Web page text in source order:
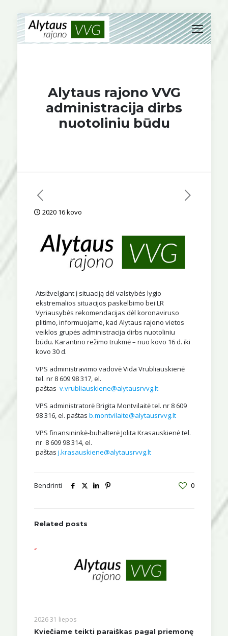
Alytaus rajono VVG
administracija dirbs
nuotoliniu būdu
2020 16 kovo
Atsižvelgiant į situaciją dėl valstybės lygio
ekstremalios situacijos paskelbimo bei LR
Vyriausybės rekomendacijas dėl koronaviruso
plitimo, informuojame, kad Alytaus rajono vietos
veiklos grupės administracija dirbs nuotoliniu
būdu. Karantino režimo trukmė – nuo kovo 16 d. iki
kovo 30 d.
VPS administravimo vadovė Vida Vrubliauskienė
tel. nr 8 609 98 317, el.
paštas v.vrubliauskiene@alytausrvvg.lt
VPS administratorė Brigita Montvilaitė tel. nr 8 609
98 316, el. paštas b.montvilaite@alytausrvvg.lt
VPS finansininkė-buhalterė Jolita Krasauskienė tel.
nr 8 609 98 314, el.
paštas j.krasauskiene@alytausrvvg.lt
Bendrinti 0
Related posts
2026 31 liepos
Kviečiame teikti paraiškas pagal priemonę